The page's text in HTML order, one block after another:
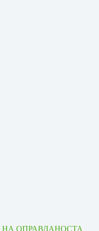
ОПРАВДАНОСТА